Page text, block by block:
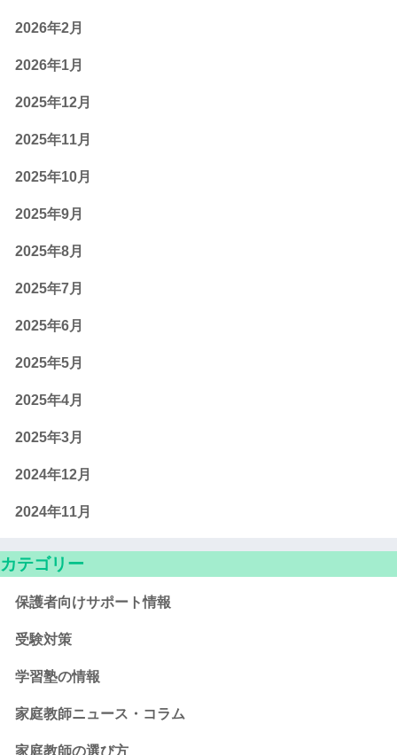
2026年2月
2026年1月
2025年12月
2025年11月
2025年10月
2025年9月
2025年8月
2025年7月
2025年6月
2025年5月
2025年4月
2025年3月
2024年12月
2024年11月
カテゴリー
保護者向けサポート情報
受験対策
学習塾の情報
家庭教師ニュース・コラム
家庭教師の選び方